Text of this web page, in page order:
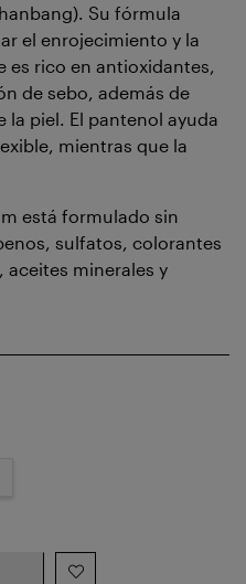
Su fórmula
el enrojecimiento y la
es rico en antioxidantes,
de sebo, además de
la piel. El pantenol ayuda
mientras que la
está formulado sin
sulfatos, colorantes
minerales y